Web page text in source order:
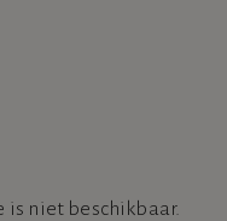
is niet beschikbaar.